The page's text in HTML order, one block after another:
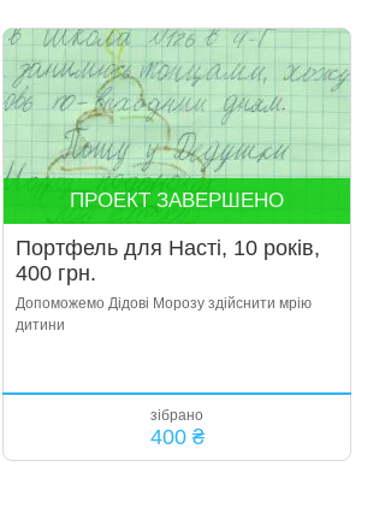
ПРОЕКТ ЗАВЕРШЕНО
Портфель для Насті, 10 років,
400 грн.
Допоможемо Дідові Морозу здійснити мрію
дитини
зібрано
400 ₴